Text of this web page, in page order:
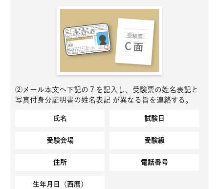
②メール本文へ下記の７を記入し、受験票の姓名表記と
写真付身分証明書の姓名表記 が異なる旨を連絡する。
氏名 試験日
受験会場 受験級
住所 電話番号
生年月日（西暦）